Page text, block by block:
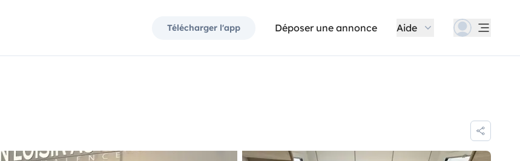
Télécharger l'app Déposer une annonce Aide